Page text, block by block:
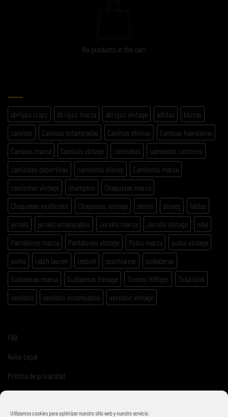
Utilizamos cookies para optimizar nuestro sitio web y nuestro servicio.
No products in the cart.
abrigos crazy Abrigos marca abrigos vintage adidas
blusas
camisas
Camisas estampadas Camisas etnicas
Camisas hawaianas
Camisas marca
Camisas vintage camisetas
camisetas cartoons
camisetas deportivas
camisetas disney
Camisetas marca
camisetas vintage
champion
Chaquetas marca
Chaquetas multicolor
Chaquetas vintage denim disney
faldas
jerséis
jerséis estampados Jerséis marca Jerséis vintage
nike
Pantalones marca
Pantalones vintage Polos marca
polos vintage
puma
ralph lauren reebok sportswear
sudaderas
Sudaderas marca
Sudaderas Vintage Tommy Hilfiger
Total look
vestidos
vestidos estampados vestidos vintage
FAQ
Aviso Legal
Politica de privacidad